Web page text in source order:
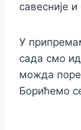
савесније
У
сада смо
можда
Борићемо